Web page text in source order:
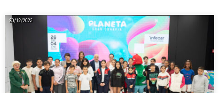
20/12/2023